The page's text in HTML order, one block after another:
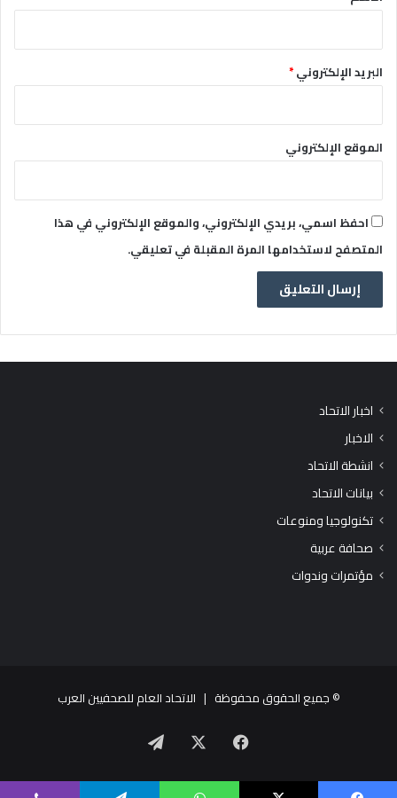
البريد الإلكتروني*
الموقع الإلكتروني
احفظ اسمي، بريدي الإلكتروني، والموقع الإلكتروني في هذا
المتصفح لاستخدامها المرة المقبلة في تعليقي.
اخبار الاتحاد
الاخبار
انشطة الاتحاد
بيانات الاتحاد
تكنولوجيا ومنوعات
صحافة عربية
مؤتمرات وندوات
© جميع الحقوق محفوظة | الاتحاد العام للصحفيين العرب
فيسبوك تيلقرام